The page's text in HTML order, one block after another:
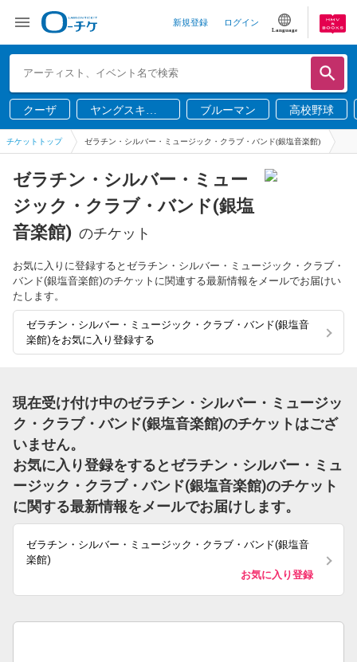
新規登録 ログイン
Language
クーザ
ヤングスキニ
ー
ブルーマン 高校野球
チケットトップ ゼラチン・シルバー・ミュージック・クラブ・バンド(銀塩音楽館)
ゼラチン・シルバー・ミュー
ジック・クラブ・バンド(銀塩
音楽館) のチケット
お気に入りに登録するとゼラチン・シルバー・ミュージック・クラブ・
バンド(銀塩音楽館)のチケットに関連する最新情報をメールでお届けい
たします。
ゼラチン・シルバー・ミュージック・クラブ・バンド(銀塩音
楽館)をお気に入り登録する
現在受け付け中のゼラチン・シルバー・ミュージッ
ク・クラブ・バンド(銀塩音楽館)のチケットはござ
いません。
お気に入り登録をするとゼラチン・シルバー・ミュ
ージック・クラブ・バンド(銀塩音楽館)のチケット
に関する最新情報をメールでお届けします。
ゼラチン・シルバー・ミュージック・クラブ・バンド(銀塩音
楽館)
お気に入り登録